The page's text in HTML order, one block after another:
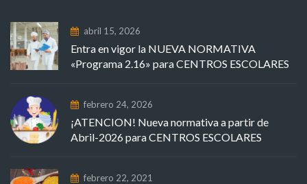
abril 15, 2026
Entra en vigor la NUEVA NORMATIVA
«Programa 2.16» para CENTROS ESCOLARES
febrero 24, 2026
¡ATENCION! Nueva normativa a partir de
Abril-2026 para CENTROS ESCOLARES
febrero 22, 2021